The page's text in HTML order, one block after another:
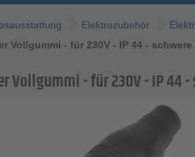
Elektrozubehör
Vollgummi - für 230V - IP 44 - schwere
Vollgummi - für 230V - IP 44 -